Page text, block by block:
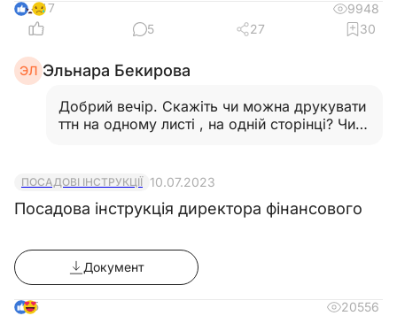
17
9948
5
27 30
ЭЛ Эльнара Бекирова
Добрий вечір. Скажіть чи можна друкувати
ттн на одному листі , на одній сторінці? Чи
ПОСАДОВІ ІНСТРУКЦІЇ 10.07.2023
Посадова інструкція директора фінансового
Документ
5
20556